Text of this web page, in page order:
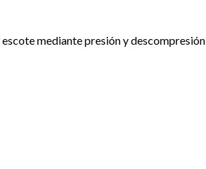
mediante presión y descompresión